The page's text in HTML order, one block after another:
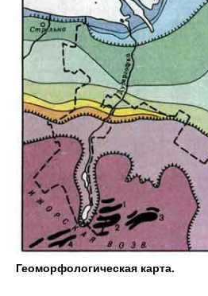
Геоморфологическая карта.